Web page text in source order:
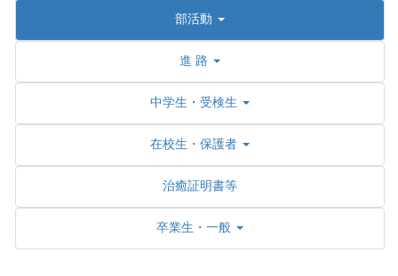
部活動
進 路
中学生・受検生
在校生・保護者
治癒証明書等
卒業生・一般